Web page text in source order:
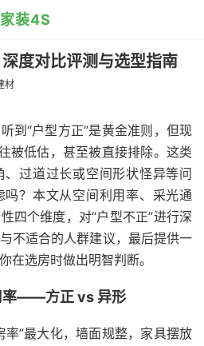
家装4S
度对比评测与选型指南
材
到“户型方正”是黄金准则，但现
被低估，甚至被直接排除。这类
过道过长或空间形状怪异等问
？本文从空间利用率、采光通
四个维度，对“户型不正”进行深
不适合的人群建议，最后提供一
在选房时做出明智判断。
率——方正 vs 异形
率”最大化，墙面规整，家具摆放